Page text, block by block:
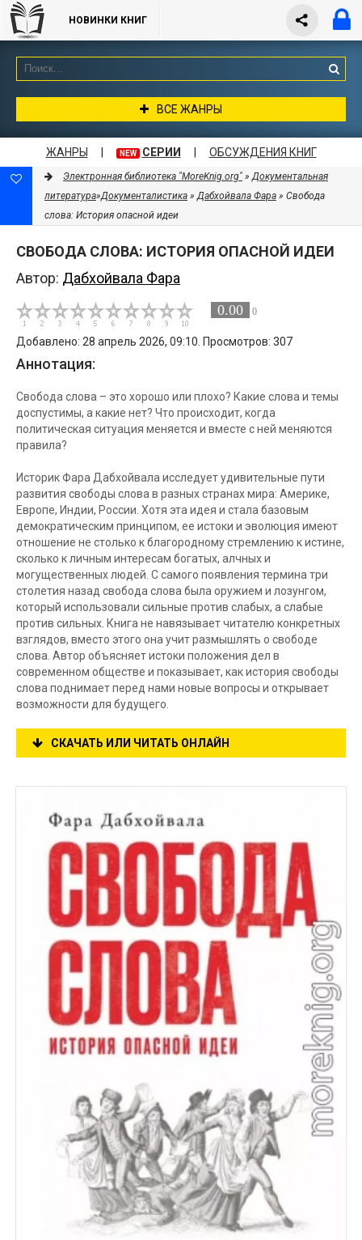
НОВИНКИ КНИГ
ВСЕ ЖАНРЫ
ЖАНРЫ NEW СЕРИИ ОБСУЖДЕНИЯ КНИГ
Электронная библиотека "MoreKnig.org" »Документальная
литература»Документалистика »Дабхойвала Фара » Свобода
слова: История опасной идеи
СВОБОДА СЛОВА: ИСТОРИЯ ОПАСНОЙ ИДЕИ
Автор: Дабхойвала Фара
0.00 0
Добавлено: 28 апрель 2026, 09:10. Просмотров: 307
Аннотация:
Свобода слова – это хорошо или плохо? Какие слова и темы
доспустимы, а какие нет? Что происходит, когда
политическая ситуация меняется и вместе с ней меняются
правила?
Историк Фара Дабхойвала исследует удивительные пути
развития свободы слова в разных странах мира: Америке,
Европе, Индии, России. Хотя эта идея и стала базовым
демократическим принципом, ее истоки и эволюция имеют
отношение не столько к благородному стремлению к истине,
сколько к личным интересам богатых, алчных и
могущественных людей. С самого появления термина три
столетия назад свобода слова была оружием и лозунгом,
который использовали сильные против слабых, а слабые
против сильных. Книга не навязывает читателю конкретных
взглядов, вместо этого она учит размышлять о свободе
слова. Автор объясняет истоки положения дел в
современном обществе и показывает, как история свободы
слова поднимает перед нами новые вопросы и открывает
возможности для будущего.
СКАЧАТЬ ИЛИ ЧИТАТЬ ОНЛАЙН